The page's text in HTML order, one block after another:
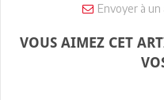
Envoyer à un
VOUS AIMEZ CET